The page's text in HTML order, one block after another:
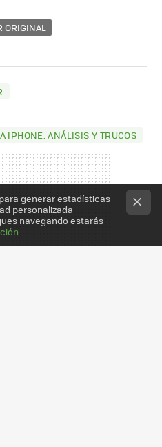
ORIGINAL
IPHONE. ANÁLISIS Y TRUCOS
generar estadísticas
personalizada
navegando estarás